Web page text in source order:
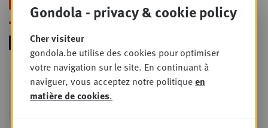
MER
9
Foodservice - Joint
business planning
Gondola - privacy & cookie policy
Cher visiteur
gondola.be utilise des cookies pour optimiser
votre navigation sur le site. En continuant à
naviguer, vous acceptez notre politiqueen
matière de cookies.